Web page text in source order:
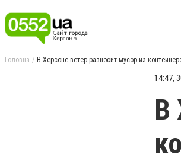
Головна В Херсоне ветер разносит мусор из
14:47,
В